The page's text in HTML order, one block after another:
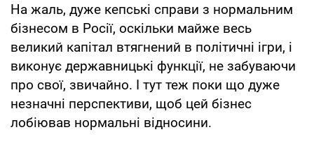
На жаль, дуже кепські справи з нормальним
бізнесом в Росії, оскільки майже весь
великий капітал втягнений в політичні ігри, і
виконує державницькі функції, не забуваючи
про свої, звичайно. І тут теж поки що дуже
незначні перспективи, щоб цей бізнес
лобіював нормальні відносини.